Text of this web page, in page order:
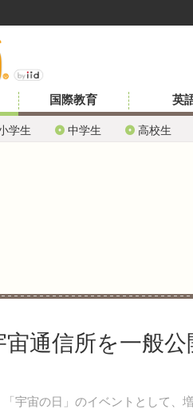
学生 中学生 高校生
国際教育 英
宙通信所を一般
宇宙の日」のイベントとして、